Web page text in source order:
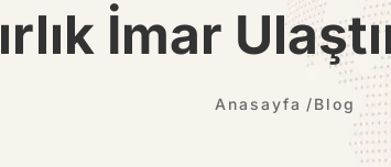
İmar
Anasayfa Blog